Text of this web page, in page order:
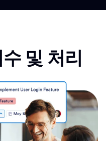
및 처리